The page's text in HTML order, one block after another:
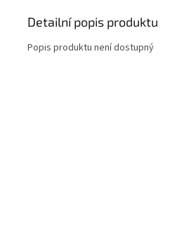
Detailní popis produktu
Popis produktu není dostupný